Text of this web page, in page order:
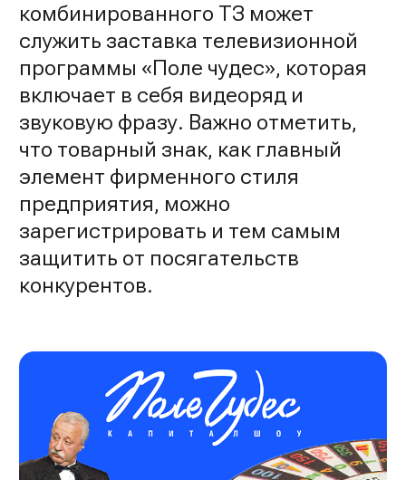
комбинированного ТЗ может
служить заставка телевизионной
программы «Поле чудес», которая
включает в себя видеоряд и
звуковую фразу. Важно отметить,
что товарный знак, как главный
элемент фирменного стиля
предприятия, можно
зарегистрировать и тем самым
защитить от посягательств
конкурентов.